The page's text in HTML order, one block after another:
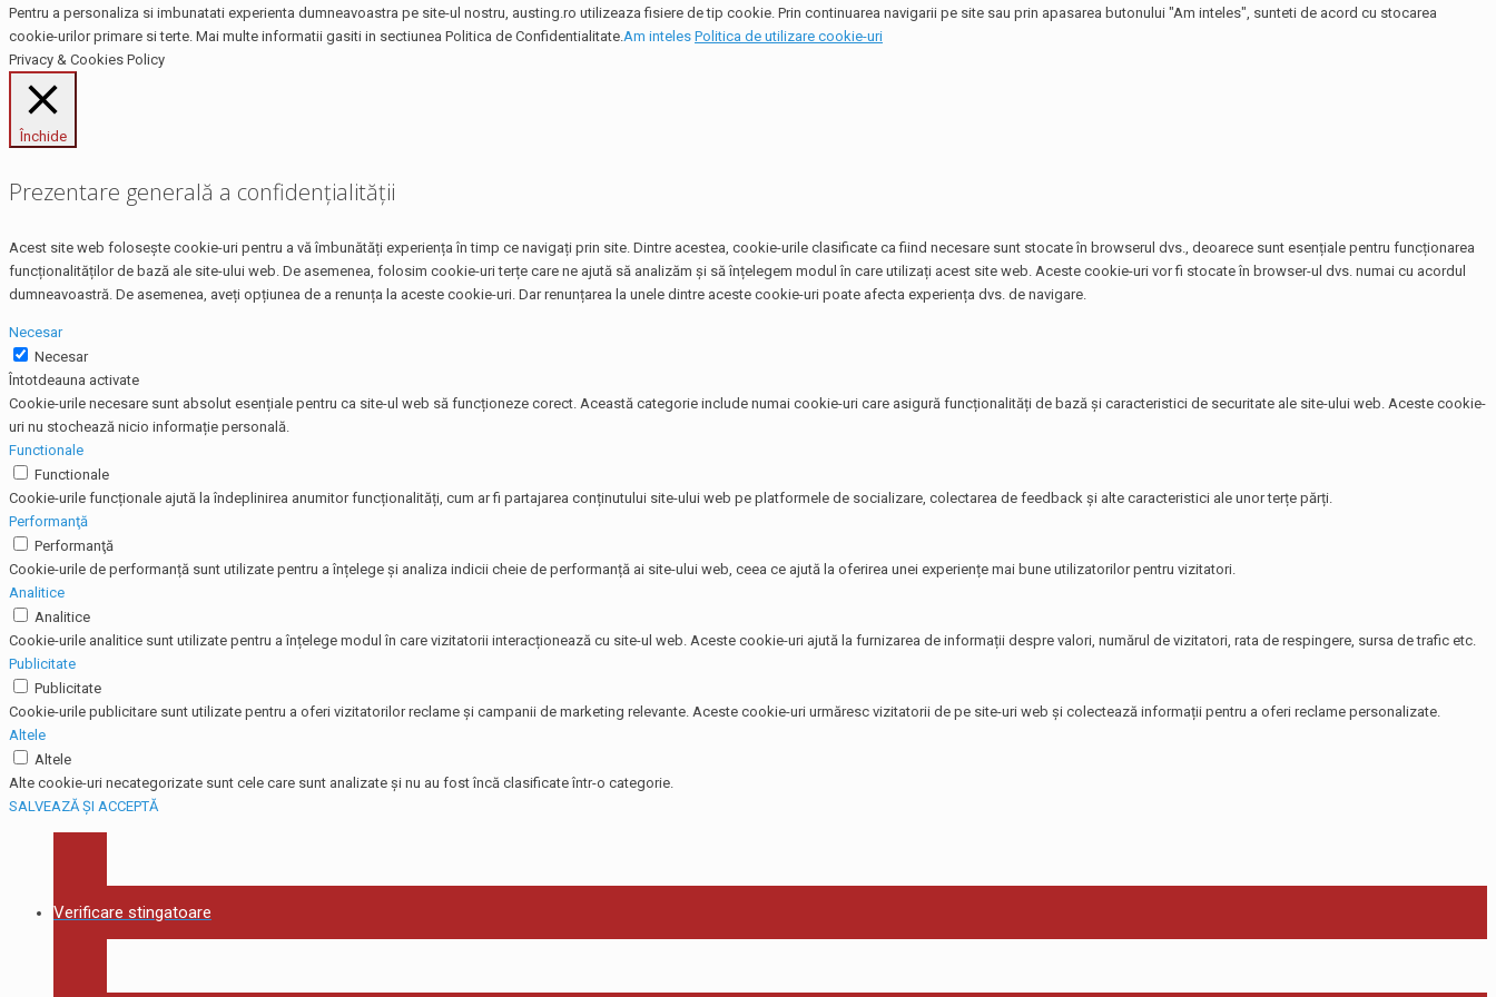
Pentru a personaliza si imbunatati experienta dumneavoastra pe site-ul nostru, austing.ro utilizeaza fisiere de tip cookie. Prin continuarea navigarii pe site sau prin apasarea butonului "Am inteles", sunteti de acord cu stocarea
cookie-urilor primare si terte. Mai multe informatii gasiti in sectiunea Politica de Confidentialitate.Am inteles Politica de utilizare cookie-uri
Privacy & Cookies Policy
Închide
Prezentare generală a confidențialității
Acest site web folosește cookie-uri pentru a vă îmbunătăți experiența în timp ce navigați prin site. Dintre acestea, cookie-urile clasificate ca fiind necesare sunt stocate în browserul dvs., deoarece sunt esențiale pentru funcționarea
funcționalităților de bază ale site-ului web. De asemenea, folosim cookie-uri terțe care ne ajută să analizăm și să înțelegem modul în care utilizați acest site web. Aceste cookie-uri vor fi stocate în browser-ul dvs. numai cu acordul
dumneavoastră. De asemenea, aveți opțiunea de a renunța la aceste cookie-uri. Dar renunțarea la unele dintre aceste cookie-uri poate afecta experiența dvs. de navigare.
Necesar
Necesar
Întotdeauna activate
Cookie-urile necesare sunt absolut esențiale pentru ca site-ul web să funcționeze corect. Această categorie include numai cookie-uri care asigură funcționalități de bază și caracteristici de securitate ale site-ului web. Aceste cookie-
uri nu stochează nicio informație personală.
Functionale
Functionale
Cookie-urile funcționale ajută la îndeplinirea anumitor funcționalități, cum ar fi partajarea conținutului site-ului web pe platformele de socializare, colectarea de feedback și alte caracteristici ale unor terțe părți.
Performanţă
Performanţă
Cookie-urile de performanță sunt utilizate pentru a înțelege și analiza indicii cheie de performanță ai site-ului web, ceea ce ajută la oferirea unei experiențe mai bune utilizatorilor pentru vizitatori.
Analitice
Analitice
Cookie-urile analitice sunt utilizate pentru a înțelege modul în care vizitatorii interacționează cu site-ul web. Aceste cookie-uri ajută la furnizarea de informații despre valori, numărul de vizitatori, rata de respingere, sursa de trafic etc.
Publicitate
Publicitate
Cookie-urile publicitare sunt utilizate pentru a oferi vizitatorilor reclame și campanii de marketing relevante. Aceste cookie-uri urmăresc vizitatorii de pe site-uri web și colectează informații pentru a oferi reclame personalizate.
Altele
Altele
Alte cookie-uri necategorizate sunt cele care sunt analizate și nu au fost încă clasificate într-o categorie.
SALVEAZĂ ȘI ACCEPTĂ
Verificare stingatoare